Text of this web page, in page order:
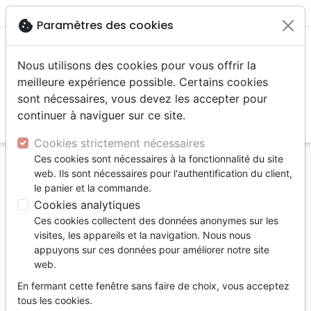
menu
Accueil Divers Posters
Posters
Filtrer tune
cookie Paramètres des cookies
Nous utilisons des cookies pour vous offrir la
meilleure expérience possible. Certains cookies
sont nécessaires, vous devez les accepter pour
continuer à naviguer sur ce site.
Cookies strictement nécessaires
Ces cookies sont nécessaires à la fonctionnalité du site
web. Ils sont nécessaires pour l'authentification du client,
le panier et la commande.
Cookies analytiques
Ces cookies collectent des données anonymes sur les
visites, les appareils et la navigation. Nous nous
appuyons sur ces données pour améliorer notre site
web.
En fermant cette fenêtre sans faire de choix, vous acceptez
tous les cookies.